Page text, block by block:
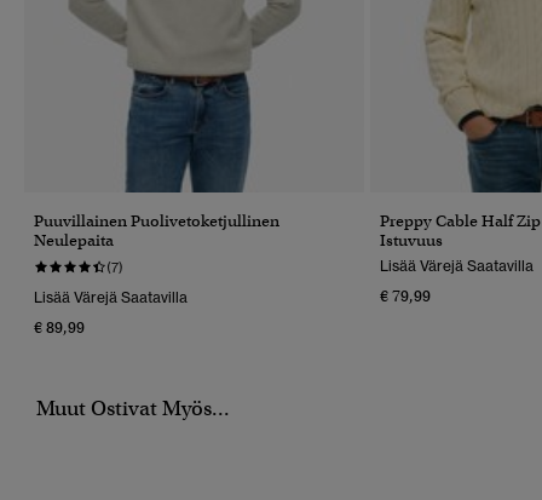
Puuvillainen Puolivetoketjullinen
Neulepaita
(7)
Lisää Värejä Saatavilla
€ 89,99
Preppy Cable Half
Istuvuus
Lisää Värejä Saatavilla
€ 79,99
Muut Ostivat Myös...